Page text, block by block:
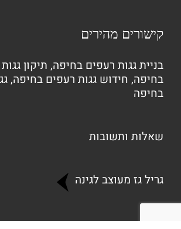
קישורים מהירים
בניית גגות רעפים בחיפה, תיקון
בחיפה, חידוש גגות רעפים בחיפה,
בחיפה
שאלות ותשובות
גריל גז מעוצב לגינה